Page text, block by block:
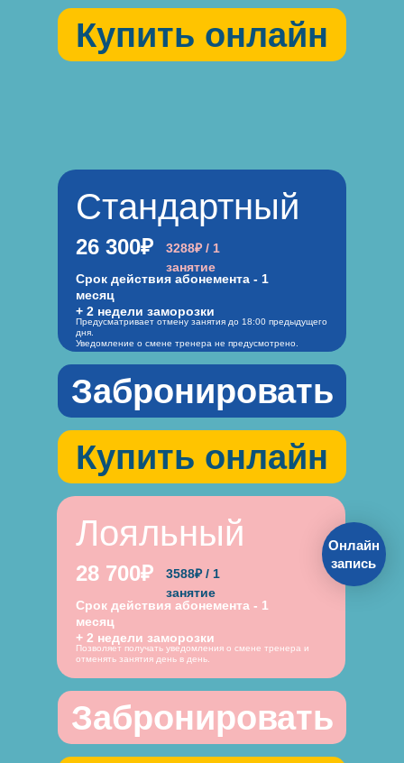
Купить онлайн
Предусматривает отмену занятия до 18:00 предыдущего
дня.
Уведомление о смене тренера не предусмотрено.
26 300₽
Срок действия абонемента - 1
месяц
+ 2 недели заморозки
3288₽ / 1
занятие
Стандартный
Позволяет получать уведомления о смене тренера и
отменять занятия день в день.
28 700₽
Срок действия абонемента - 1
месяц
+ 2 недели заморозки
3588₽ / 1
занятие
Лояльный
Забронировать
Купить онлайн
Забронировать
Онлайн
запись